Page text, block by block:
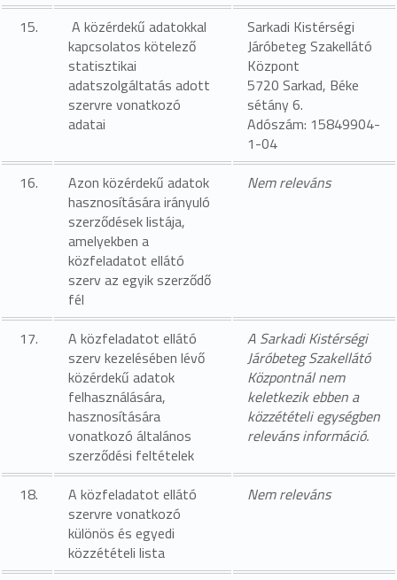
15.
A közérdekű adatokkal
kapcsolatos kötelező
statisztikai
adatszolgáltatás adott
szervre vonatkozó
adatai
Sarkadi Kistérségi
Járóbeteg Szakellátó
Központ
5720 Sarkad, Béke
sétány 6.
Adószám: 15849904-
1-04
16.
Azon közérdekű adatok
hasznosítására irányuló
szerződések listája,
amelyekben a
közfeladatot ellátó
szerv az egyik szerződő
fél
Nem releváns
17.
A közfeladatot ellátó
szerv kezelésében lévő
közérdekű adatok
felhasználására,
hasznosítására
vonatkozó általános
szerződési feltételek
A Sarkadi Kistérségi
Járóbeteg Szakellátó
Központnál nem
keletkezik ebben a
közzétételi egységben
releváns információ.
18.
A közfeladatot ellátó
szervre vonatkozó
különös és egyedi
közzétételi lista
Nem releváns